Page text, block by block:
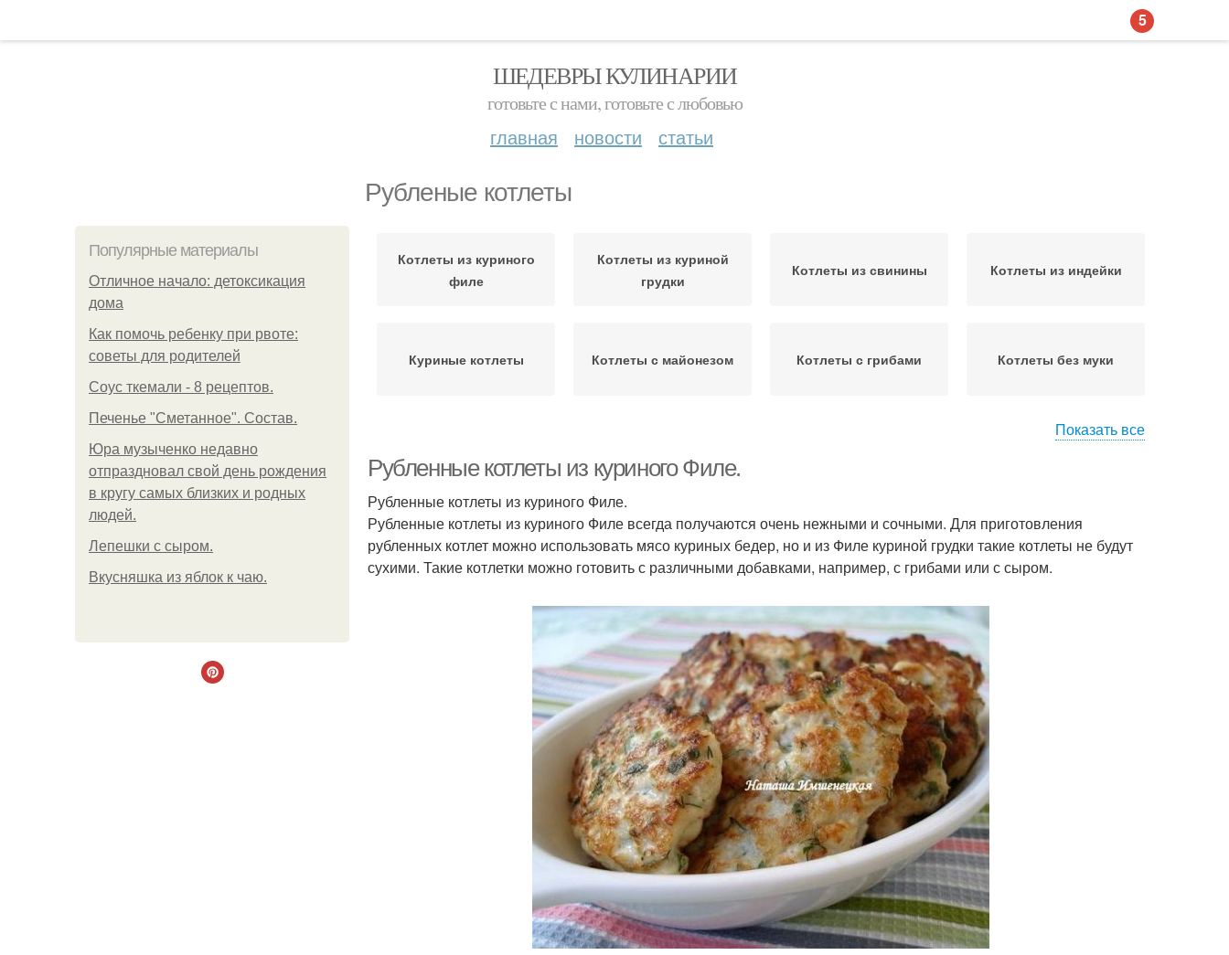
ШЕДЕВРЫ КУЛИНАРИИ
готовьте с нами, готовьте с любовью
главная новости статьи
Рубленые котлеты
Популярные материалы
Отличное начало: детоксикация
дома
Как помочь ребенку при рвоте:
советы для родителей
Соус ткемали - 8 рецептов.
Печенье "Сметанное". Состав.
Юра музыченко недавно
отпраздновал свой день рождения
в кругу самых близких и родных
людей.
Лепешки с сыром.
Вкусняшка из яблок к чаю.
Котлеты из куриного
филе
Котлеты из куриной
грудки
Котлеты из свинины Котлеты из индейки
Куриные котлеты Котлеты с майонезом Котлеты с грибами Котлеты без муки
Показать все
Рубленные котлеты из куриного Филе.
Рубленные котлеты из куриного Филе.
Рубленные котлеты из куриного Филе всегда получаются очень нежными и сочными. Для приготовления
рубленных котлет можно использовать мясо куриных бедер, но и из Филе куриной грудки такие котлеты не будут
сухими. Такие котлетки можно готовить с различными добавками, например, с грибами или с сыром.
5